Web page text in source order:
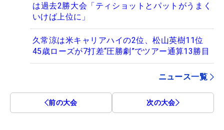
は過去2勝大会「ティショットとパットがうまく
いけば上位に」
久常涼は米キャリアハイの2位、松山英樹11位
45歳ローズが7打差“圧勝劇”でツアー通算13勝目
ニュース一覧
前の大会 次の大会